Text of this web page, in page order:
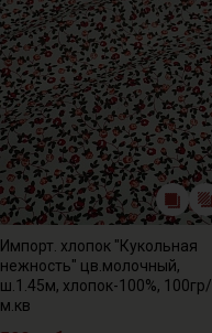
Импорт. хлопок "Кукольная
нежность" цв.молочный,
ш.1.45м, хлопок-100%, 100гр/
м.кв